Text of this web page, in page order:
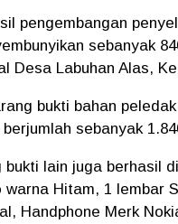
pengembangan
sebanyak
Desa Labuhan Alas,
bukti bahan
sebanyak
lain juga berhasil
Hitam, 1 lembar
Handphone Merk